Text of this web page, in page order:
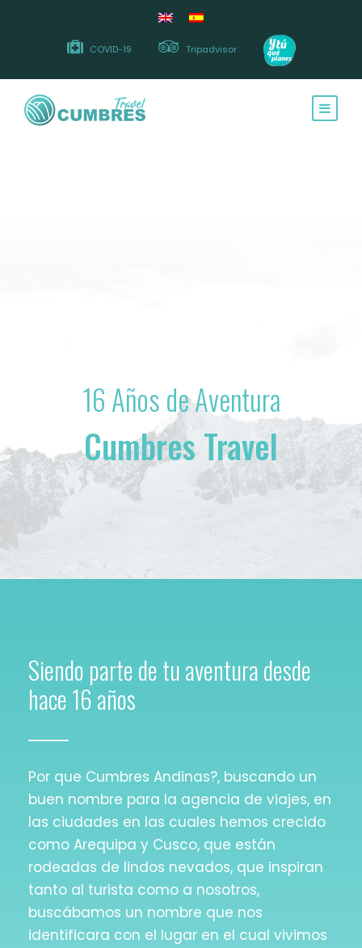
COVID-19 Tripadvisor
16 Años de Aventura
Cumbres Travel
Siendo parte de tu aventura desde
hace 16 años
Por que Cumbres Andinas?, buscando un
buen nombre para la agencia de viajes, en
las ciudades en las cuales hemos crecido
como Arequipa y Cusco, que están
rodeadas de lindos nevados, que inspiran
tanto al turista como a nosotros,
buscábamos un nombre que nos
identificara con el lugar en el cual vivimos